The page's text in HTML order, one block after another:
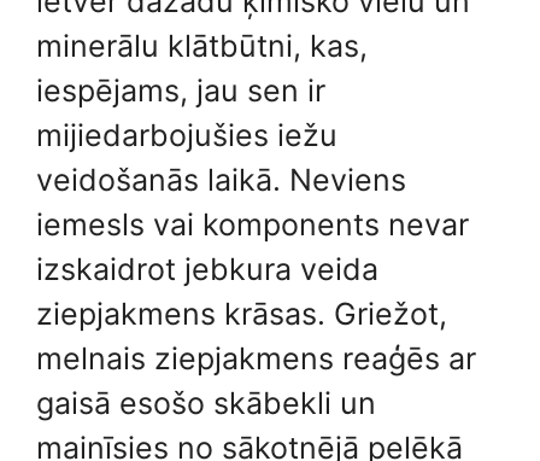
minerālu klātbūtni, kas,
iespējams, jau sen ir
mijiedarbojušies iežu
veidošanās laikā. Neviens
iemesls vai komponents nevar
izskaidrot jebkura veida
ziepjakmens krāsas. Griežot,
melnais ziepjakmens reaģēs ar
gaisā esošo skābekli un
mainīsies no sākotnējā pelēkā